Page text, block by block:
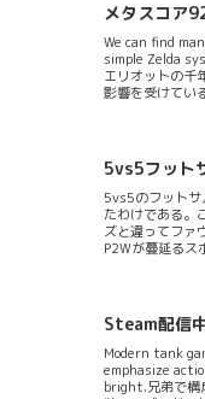
メタスコア
We can find
simple Zelda
エリオットの千
影響を受けてい
5vs5フット
5vs5のフットサ
たわけである。
ズと違ってファ
P2Wが蔓延るス
Steam配信
Modern tank
emphasize
bright.兄弟で構